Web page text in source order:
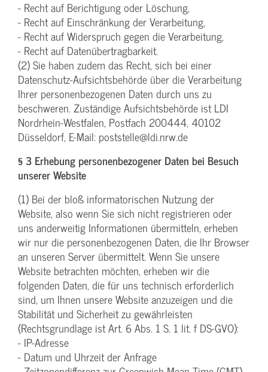
- Recht auf Berichtigung oder Löschung,
- Recht auf Einschränkung der Verarbeitung,
- Recht auf Widerspruch gegen die Verarbeitung,
- Recht auf Datenübertragbarkeit.
(2) Sie haben zudem das Recht, sich bei einer
Datenschutz-Aufsichtsbehörde über die Verarbeitung
Ihrer personenbezogenen Daten durch uns zu
beschweren. Zuständige Aufsichtsbehörde ist LDI
Nordrhein-Westfalen, Postfach 200444, 40102
Düsseldorf, E-Mail: poststelle@ldi.nrw.de
§ 3 Erhebung personenbezogener Daten bei Besuch
unserer Website
(1) Bei der bloß informatorischen Nutzung der
Website, also wenn Sie sich nicht registrieren oder
uns anderweitig Informationen übermitteln, erheben
wir nur die personenbezogenen Daten, die Ihr Browser
an unseren Server übermittelt. Wenn Sie unsere
Website betrachten möchten, erheben wir die
folgenden Daten, die für uns technisch erforderlich
sind, um Ihnen unsere Website anzuzeigen und die
Stabilität und Sicherheit zu gewährleisten
(Rechtsgrundlage ist Art. 6 Abs. 1 S. 1 lit. f DS-GVO):
- IP-Adresse
- Datum und Uhrzeit der Anfrage